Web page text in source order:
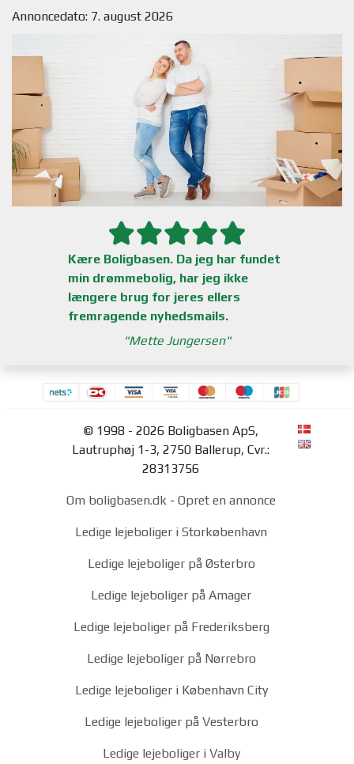
Annoncedato: 7. august 2026
Kære Boligbasen. Da jeg har fundet
min drømmebolig, har jeg ikke
længere brug for jeres ellers
fremragende nyhedsmails.
Mette Jungersen
© 1998 - 2026 Boligbasen ApS,
Lautruphøj 1-3, 2750 Ballerup, Cvr.:
28313756
Om boligbasen.dk - Opret en annonce
Ledige lejeboliger i Storkøbenhavn
Ledige lejeboliger på Østerbro
Ledige lejeboliger på Amager
Ledige lejeboliger på Frederiksberg
Ledige lejeboliger på Nørrebro
Ledige lejeboliger i København City
Ledige lejeboliger på Vesterbro
Ledige lejeboliger i Valby